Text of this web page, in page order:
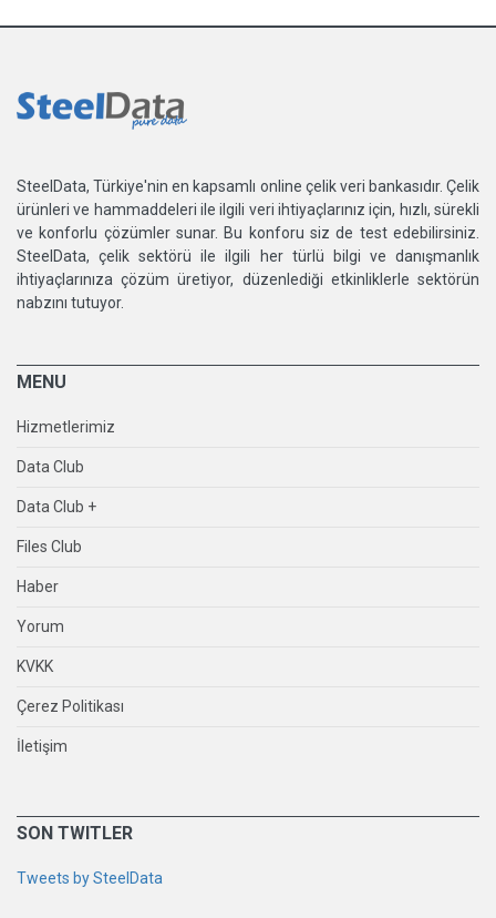
SteelData, Türkiye'nin en kapsamlı online çelik veri bankasıdır. Çelik
ürünleri ve hammaddeleri ile ilgili veri ihtiyaçlarınız için, hızlı, sürekli
ve konforlu çözümler sunar. Bu konforu siz de test edebilirsiniz.
SteelData, çelik sektörü ile ilgili her türlü bilgi ve danışmanlık
ihtiyaçlarınıza çözüm üretiyor, düzenlediği etkinliklerle sektörün
nabzını tutuyor.
MENU
Hizmetlerimiz
Data Club
Data Club +
Files Club
Haber
Yorum
KVKK
Çerez Politikası
İletişim
SON TWITLER
Tweets by SteelData